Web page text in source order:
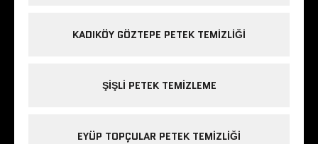
KADIKÖY GÖZTEPE PETEK TEMIZLIĞI
ŞIŞLI PETEK TEMIZLEME
EYÜP TOPÇULAR PETEK TEMIZLIĞI